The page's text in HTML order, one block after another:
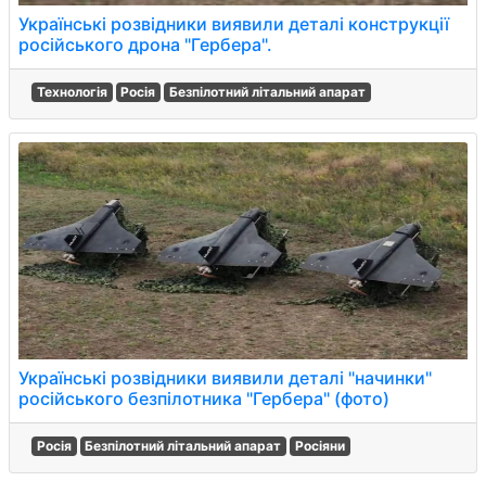
Українські розвідники виявили деталі конструкції
російського дрона "Гербера".
Технологія Росія Безпілотний літальний апарат
Українські розвідники виявили деталі "начинки"
російського безпілотника "Гербера" (фото)
Росія Безпілотний літальний апарат Росіяни